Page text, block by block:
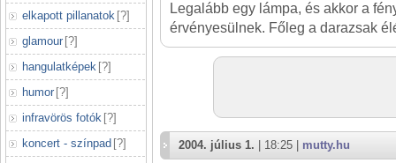
elkapott pillanatok [?]
glamour [?]
hangulatképek [?]
humor [?]
infravörös fotók [?]
koncert - színpad [?]
Legalább egy lámpa, és akkor a
érvényesülnek. Főleg a darazsak
2004. július 1. | 18:25 | mutty.hu